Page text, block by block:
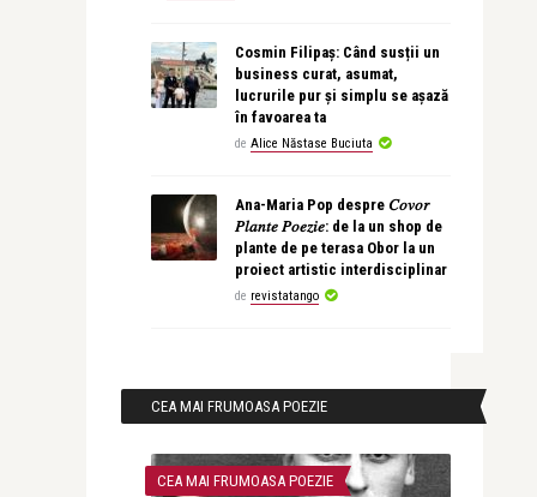
Cosmin Filipaș: Când susții un
business curat, asumat,
lucrurile pur și simplu se așază
în favoarea ta
de Alice Năstase Buciuta
Ana-Maria Pop despre 𝐶𝑜𝑣𝑜𝑟
𝑃𝑙𝑎𝑛𝑡𝑒 𝑃𝑜𝑒𝑧𝑖𝑒: de la un shop de
plante de pe terasa Obor la un
proiect artistic interdisciplinar
de revistatango
CEA MAI FRUMOASA POEZIE
CEA MAI FRUMOASA POEZIE